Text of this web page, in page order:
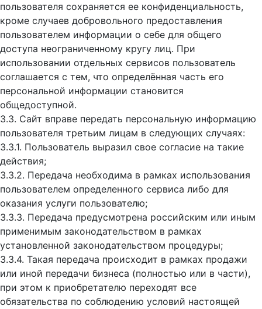
пользователя сохраняется ее конфиденциальность,
кроме случаев добровольного предоставления
пользователем информации о себе для общего
доступа неограниченному кругу лиц. При
использовании отдельных сервисов пользователь
соглашается с тем, что определённая часть его
персональной информации становится
общедоступной.
3.3. Сайт вправе передать персональную информацию
пользователя третьим лицам в следующих случаях:
3.3.1. Пользователь выразил свое согласие на такие
действия;
3.3.2. Передача необходима в рамках использования
пользователем определенного сервиса либо для
оказания услуги пользователю;
3.3.3. Передача предусмотрена российским или иным
применимым законодательством в рамках
установленной законодательством процедуры;
3.3.4. Такая передача происходит в рамках продажи
или иной передачи бизнеса (полностью или в части),
при этом к приобретателю переходят все
обязательства по соблюдению условий настоящей